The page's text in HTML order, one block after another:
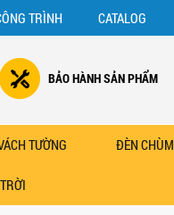
BẢO HÀNH SẢN PHẨM
TRÌNH CATALOG
TƯỜNG ĐÈN CHÙM